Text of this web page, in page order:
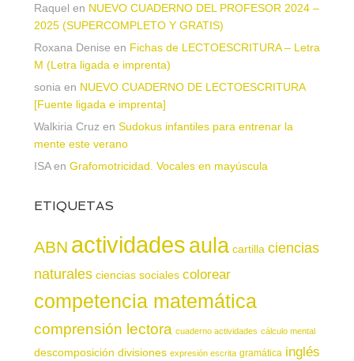
Raquel en NUEVO CUADERNO DEL PROFESOR 2024 –
2025 (SUPERCOMPLETO Y GRATIS)
Roxana Denise en Fichas de LECTOESCRITURA – Letra
M (Letra ligada e imprenta)
sonia en NUEVO CUADERNO DE LECTOESCRITURA
[Fuente ligada e imprenta]
Walkiria Cruz en Sudokus infantiles para entrenar la
mente este verano
ISAen Grafomotricidad. Vocales en mayúscula
ETIQUETAS
ABN actividadesaula cartilla ciencias
naturales ciencias sociales colorear
competencia matemática
comprensión lectora cuaderno actividades cálculo mental
descomposición divisiones expresión escrita gramática inglés